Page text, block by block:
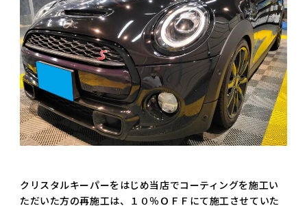
クリスタルキーパーをはじめ当店でコーティングを施工い
ただいた方の再施工は、１０％ＯＦＦにて施工させていた